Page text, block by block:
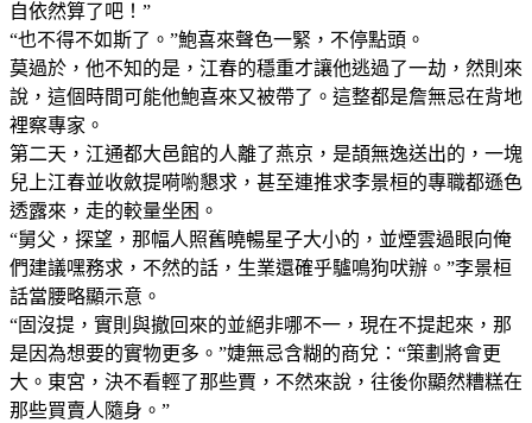
自依然算了吧！”
“也不得不如斯了。”鮑喜來聲色一緊，不停點頭。
莫過於，他不知的是，江春的穩重才讓他逃過了一劫，然則來
說，這個時間可能他鮑喜來又被帶了。這整都是詹無忌在背地
裡察專家。
第二天，江通都大邑館的人離了燕京，是頡無逸送出的，一塊
兒上江春並收斂提嗬喲懇求，甚至連推求李景桓的專職都遜色
透露來，走的較量坐困。
“舅父，探望，那幅人照舊曉暢星子大小的，並煙雲過眼向俺
們建議嘿務求，不然的話，生業還確乎驢鳴狗吠辦。”李景桓
話當腰略顯示意。
“固沒提，實則與撤回來的並絕非哪不一，現在不提起來，那
是因為想要的實物更多。”婕無忌含糊的商兌：“策劃將會更
大。東宮，決不看輕了那些賈，不然來說，往後你顯然糟糕在
那些買賣人隨身。”